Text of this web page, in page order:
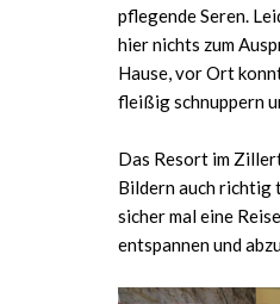
pflegende Seren.
hier nichts zum
Hause, vor Ort
fleißig schnuppern
Das Resort im
Bildern auch richtig
sicher mal eine
entspannen und